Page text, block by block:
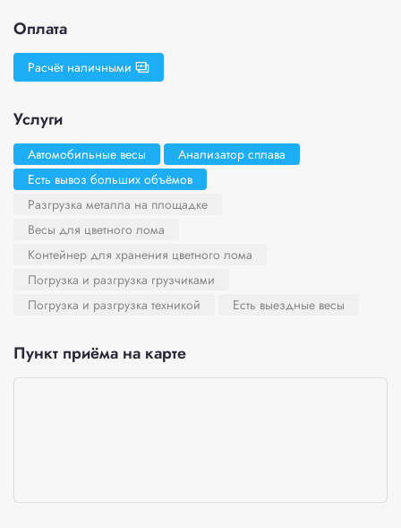
Оплата
Расчёт наличными
Услуги
Автомобильные весы
Анализатор сплава
Есть вывоз больших объёмов
Разгрузка металла на площадке
Весы для цветного лома
Контейнер для хранения цветного лома
Погрузка и разгрузка грузчиками
Погрузка и разгрузка техникой
Есть выездные весы
Пункт приёма на карте